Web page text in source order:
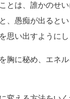
とは、誰かのせい
、愚痴が出ると
思い出すようにし
胸に秘め、エネ